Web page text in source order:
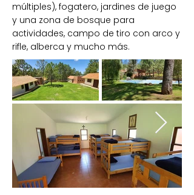
múltiples), fogatero, jardines de juego
y una zona de bosque para
actividades, campo de tiro con arco y
rifle, alberca y mucho más.